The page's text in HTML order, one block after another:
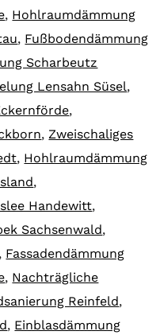
, Hohlraumdämmung
, Fußbodendämmung
Scharbeutz
Lensahn Süsel,
,
, Zweischaliges
, Hohlraumdämmung
,
Handewitt,
Sachsenwald,
, Fassadendämmung
, Nachträgliche
Reinfeld,
, Einblasdämmung